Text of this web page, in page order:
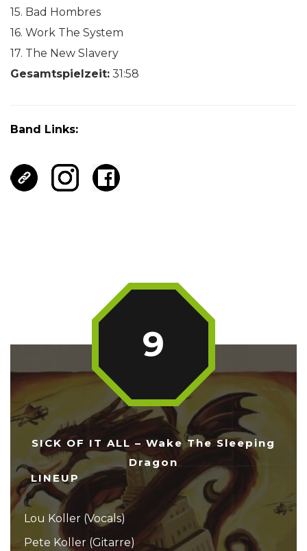
15. Bad Hombres
16. Work The System
17. The New Slavery
Gesamtspielzeit: 31:58
Band Links:
SICK OF IT ALL – Wake The Sleeping
Dragon
LINEUP
Lou Koller (Vocals)
Pete Koller (Gitarre)
9